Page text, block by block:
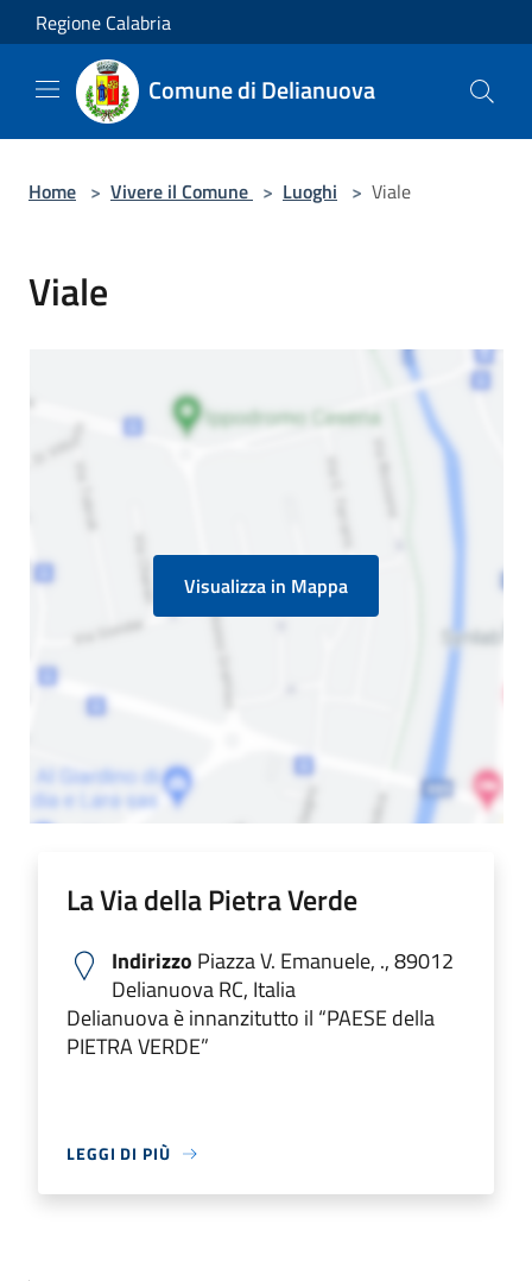
Salta al contenuto principale
Regione Calabria
Comune di Delianuova
Home > Vivere il Comune > Luoghi > Viale
Viale
Visualizza in Mappa
La Via della Pietra Verde
Indirizzo Piazza V. Emanuele, ., 89012
Delianuova RC, Italia
Delianuova è innanzitutto il “PAESE della
PIETRA VERDE”
LEGGI DI PIÙ